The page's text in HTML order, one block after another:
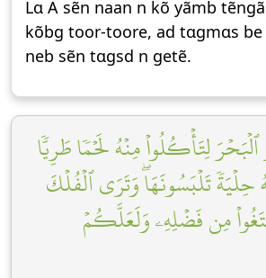
Lɑ A sẽn naan n kõ yãmb
kõbg toor-toore, ad tɑgmɑs
neb sẽn tɑgsd n getẽ.
لِتَأۡكُلُواْ مِنۡهُ لَحۡمٗا طَرِيّٗا
تَلۡبَسُونَهَاۖ وَتَرَى ٱلۡفُلۡكَ
مِن فَضۡلِهِۦ وَلَعَلَّكُمۡ